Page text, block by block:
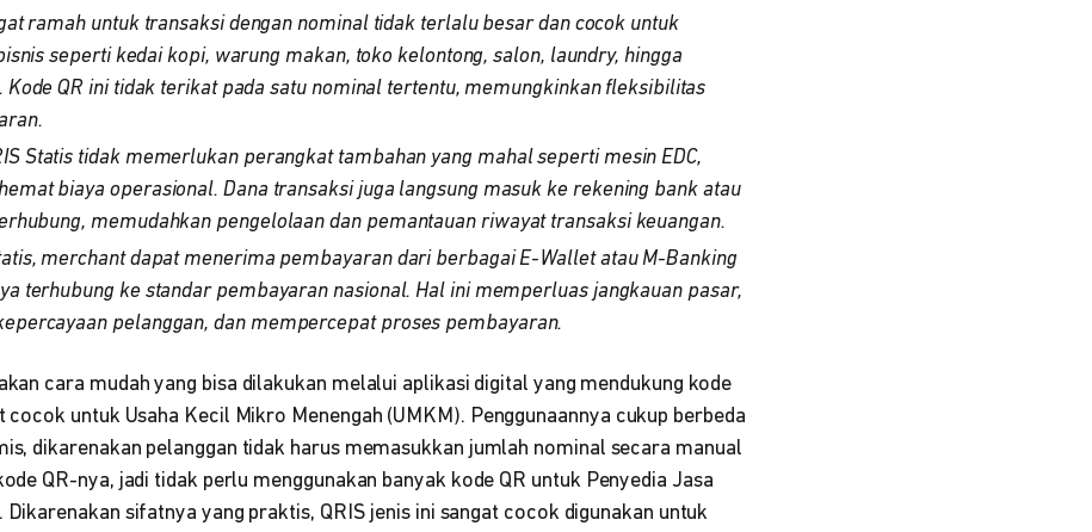
ramah untuk transaksi dengan nominal tidak terlalu besar dan cocok untuk
seperti kedai kopi, warung makan, toko kelontong, salon, laundry, hingga
Kode QR ini tidak terikat pada satu nominal tertentu, memungkinkan fleksibilitas
Statis tidak memerlukan perangkat tambahan yang mahal seperti mesin EDC,
biaya operasional. Dana transaksi juga langsung masuk ke rekening bank atau
memudahkan pengelolaan dan pemantauan riwayat transaksi keuangan.
merchant dapat menerima pembayaran dari berbagai E-Wallet atau M-Banking
terhubung ke standar pembayaran nasional. Hal ini memperluas jangkauan pasar,
pelanggan, dan mempercepat proses pembayaran.
cara mudah yang bisa dilakukan melalui aplikasi digital yang mendukung kode
cocok untuk Usaha Kecil Mikro Menengah (UMKM). Penggunaannya cukup berbeda
dikarenakan pelanggan tidak harus memasukkan jumlah nominal secara manual
QR-nya, jadi tidak perlu menggunakan banyak kode QR untuk Penyedia Jasa
Dikarenakan sifatnya yang praktis, QRIS jenis ini sangat cocok digunakan untuk